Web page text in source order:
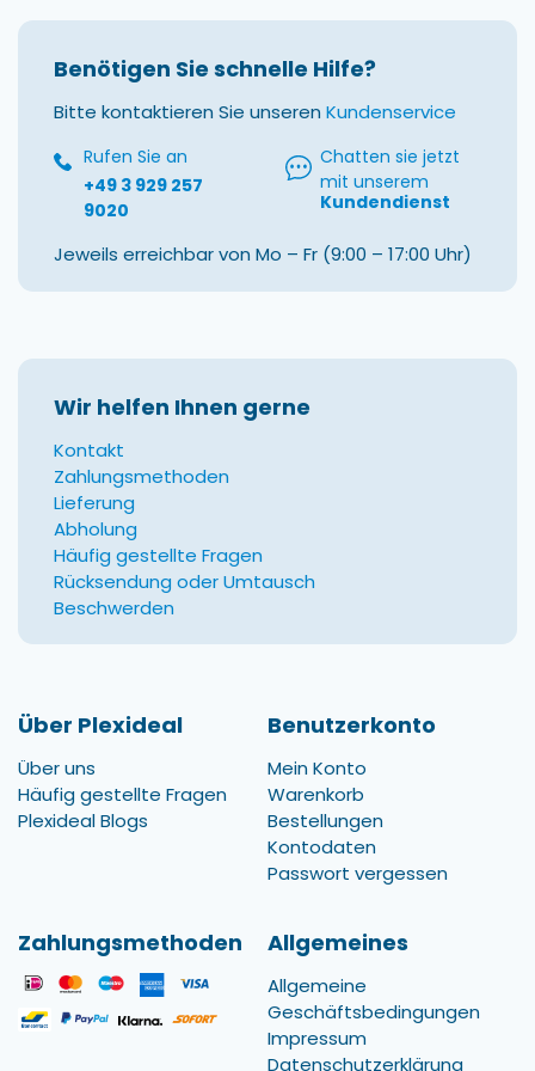
Benötigen Sie schnelle Hilfe?
Bitte kontaktieren Sie unseren Kundenservice
Rufen Sie an
+49 3 929 257
9020
Chatten sie jetzt
mit unserem
Kundendienst
Jeweils erreichbar von Mo – Fr (9:00 – 17:00 Uhr)
Wir helfen Ihnen gerne
Kontakt
Zahlungsmethoden
Lieferung
Abholung
Häufig gestellte Fragen
Rücksendung oder Umtausch
Beschwerden
Über Plexideal
Über uns
Häufig gestellte Fragen
Plexideal Blogs
Benutzerkonto
Mein Konto
Warenkorb
Bestellungen
Kontodaten
Passwort vergessen
Zahlungsmethoden Allgemeines
Allgemeine
Geschäftsbedingungen
Impressum
Datenschutzerklärung